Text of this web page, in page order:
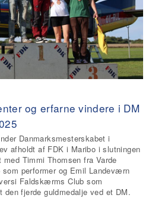
og erfarne vindere i DM
Danmarksmesterskabet i
afholdt af FDK i Maribo i slutningen
Timmi Thomsen fra Varde
performer og Emil Landeværn
Faldskærms Club som
den fjerde guldmedalje ved et DM.